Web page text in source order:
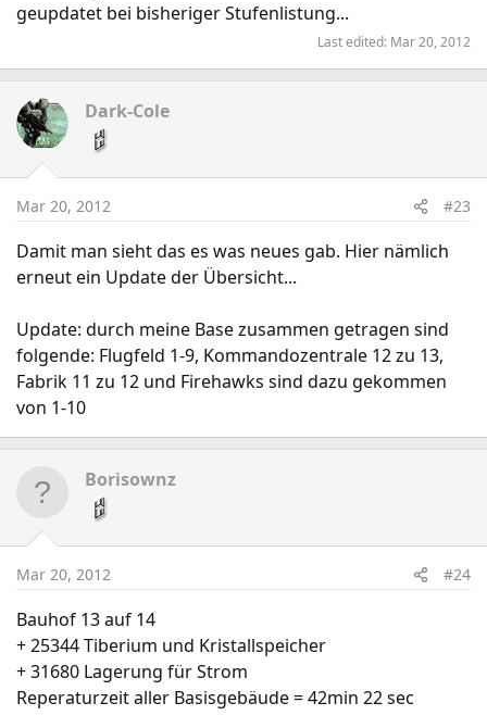
geupdatet bei bisheriger Stufenlistung...
Last edited: Mar 20, 2012
Dark-Cole
Mar 20, 2012 #23
Damit man sieht das es was neues gab. Hier nämlich
erneut ein Update der Übersicht...
Update: durch meine Base zusammen getragen sind
folgende: Flugfeld 1-9, Kommandozentrale 12 zu 13,
Fabrik 11 zu 12 und Firehawks sind dazu gekommen
von 1-10
Borisownz
Mar 20, 2012 #24
Bauhof 13 auf 14
+ 25344 Tiberium und Kristallspeicher
+ 31680 Lagerung für Strom
Reperaturzeit aller Basisgebäude = 42min 22 sec